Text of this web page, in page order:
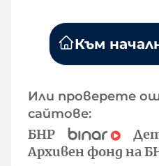
Към
Или проверете
сайтове:
БНР
Архивен фонд на